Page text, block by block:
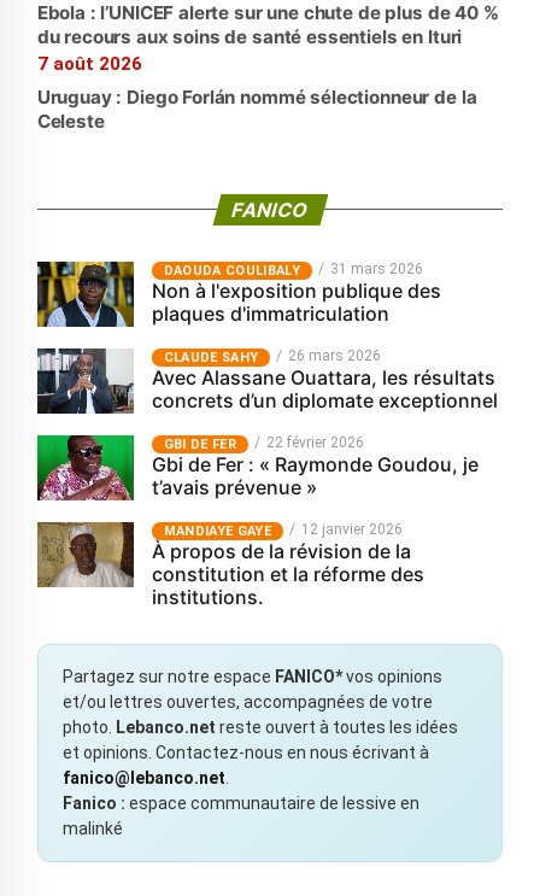
Ebola : l’UNICEF alerte sur une chute de plus de 40 %
du recours aux soins de santé essentiels en Ituri
7 août 2026
Uruguay : Diego Forlán nommé sélectionneur de la
Celeste
FANICO
‎DAOUDA COULIBALY 31 mars 2026
Non à l'exposition publique des
plaques d'immatriculation
CLAUDE SAHY 26 mars 2026
Avec Alassane Ouattara, les résultats
concrets d’un diplomate exceptionnel
GBI DE FER 22 février 2026
Gbi de Fer : « Raymonde Goudou, je
t’avais prévenue »
MANDIAYE GAYE 12 janvier 2026
À propos de la révision de la
constitution et la réforme des
institutions.
Partagez sur notre espace FANICO*vos opinions
et/ou lettres ouvertes, accompagnées de votre
photo.
Lebanco.net reste ouvert à toutes les idées
et opinions. Contactez-nous en nous écrivant à
fanico@lebanco.net
Fanico : espace communautaire de lessive en
malinké